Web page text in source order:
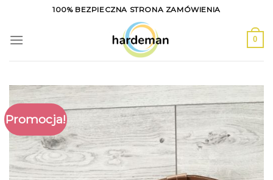
content
100% BEZPIECZNA STRONA ZAMÓWIENIA
0
Promocja!